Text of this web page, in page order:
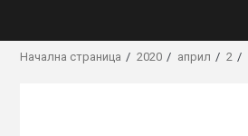
Начална страница 2020 април 2